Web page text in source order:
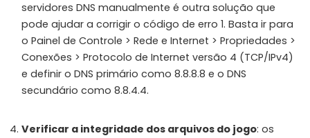
🌍Global Community
Join gamers worldwide and get real-time alerts
servidores DNS manualmente é outra solução que
pode ajudar a corrigir o código de erro 1. Basta ir para
o Painel de Controle > Rede e Internet > Propriedades >
Conexões > Protocolo de Internet versão 4 (TCP/IPv4)
e definir o DNS primário como 8.8.8.8 e o DNS
secundário como 8.8.4.4.
Verificar a integridade dos arquivos do jogo: os